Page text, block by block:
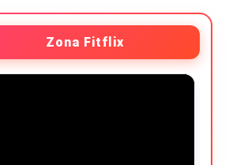
Zona Fitflix